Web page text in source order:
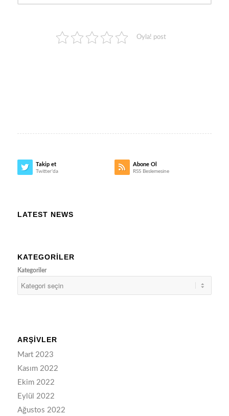
Oyla! post
Takip et
Twitter'da
Abone Ol
RSS Beslemesine
LATEST NEWS
KATEGORILER
Kategoriler
ARŞIVLER
Mart 2023
Kasım 2022
Ekim 2022
Eylül 2022
Ağustos 2022